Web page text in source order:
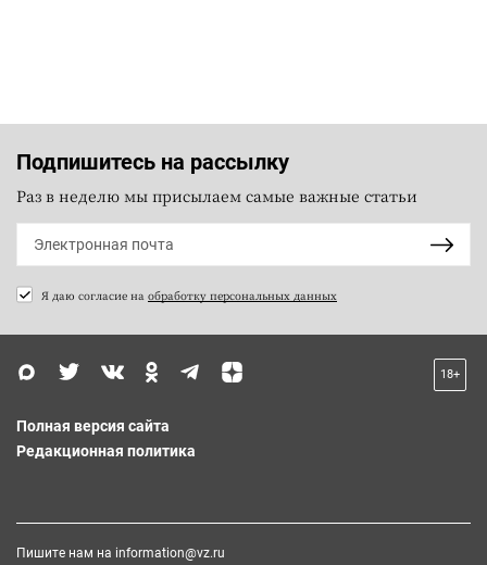
Подпишитесь на рассылку
Раз в неделю мы присылаем самые важные статьи
Я даю согласие на обработку персональных данных
18+
Полная версия сайта
Редакционная политика
Пишите нам на information@vz.ru